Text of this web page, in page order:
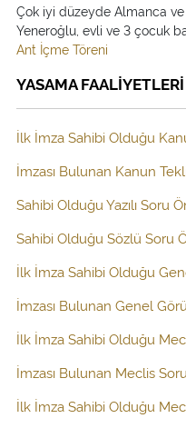
Çok iyi düzeyde Almanca
Yeneroğlu, evli ve 3 çocuk
Ant İçme Töreni
YASAMA FAALİYETLERİ
İlk İmza Sahibi Olduğu
İmzası Bulunan Kanun
Sahibi Olduğu Yazılı Soru
Sahibi Olduğu Sözlü Soru
İlk İmza Sahibi Olduğu
İmzası Bulunan Genel
İlk İmza Sahibi Olduğu
İmzası Bulunan Meclis
İlk İmza Sahibi Olduğu